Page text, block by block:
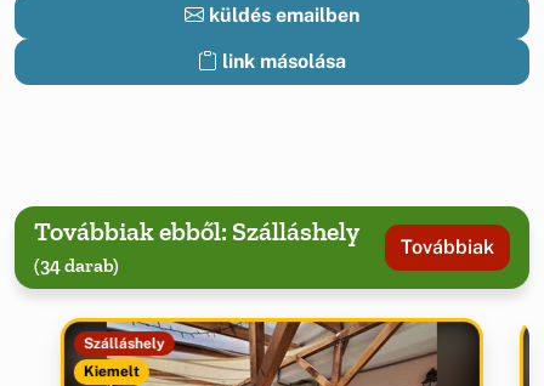
küldés emailben
link másolása
Továbbiak ebből: Szálláshely
(34 darab)
Továbbiak
Szálláshely
Kiemelt